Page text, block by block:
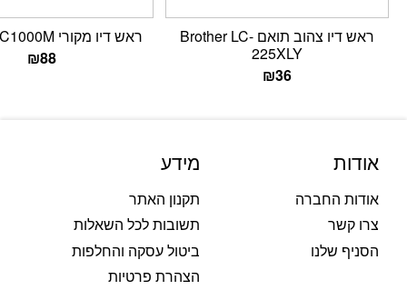
ראש דיו צהוב תואם Brother LC-
225XLY
₪36
ראש דיו מקורי Brother LC1000M
₪88
אודות
אודות החברה
צרו קשר
הסניף שלנו
מידע
תקנון האתר
תשובות לכל השאלות
ביטול עסקה והחלפות
הצהרת פרטיות